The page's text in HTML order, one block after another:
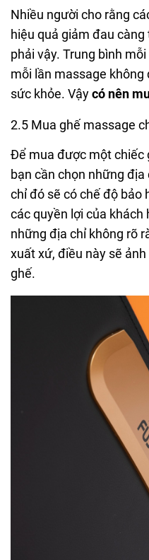
Nhiều người cho rằng
hiệu quả giảm đau
phải vậy. Trung bình
mỗi lần massage
sức khỏe. Vậycó nên
2.5 Mua ghế massage
Để mua được một chiếc
bạn cần chọn những
chỉ đó sẽ có chế độ bảo
các quyền lợi của khách
những địa chỉ không rõ
xuất xứ, điều này sẽ
ghế.